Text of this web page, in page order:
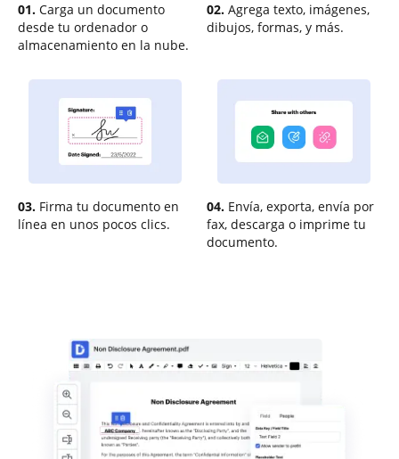
01. Carga un documento
desde tu ordenador o
almacenamiento en la nube.
02. Agrega texto, imágenes,
dibujos, formas, y más.
03. Firma tu documento en
línea en unos pocos clics.
04. Envía, exporta, envía por
fax, descarga o imprime tu
documento.